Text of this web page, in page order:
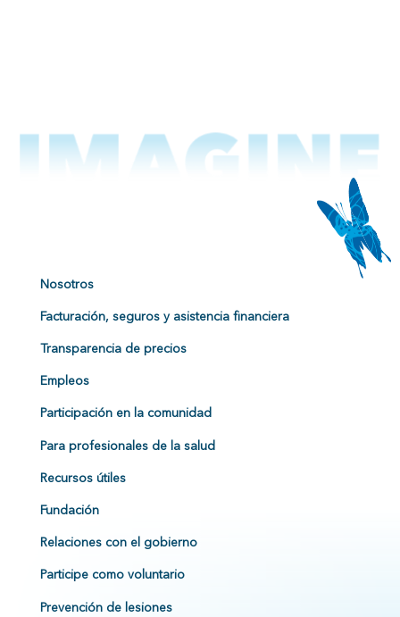
Nosotros
Facturación, seguros y asistencia financiera
Transparencia de precios
Empleos
Participación en la comunidad
Para profesionales de la salud
Recursos útiles
Fundación
Relaciones con el gobierno
Participe como voluntario
Prevención de lesiones